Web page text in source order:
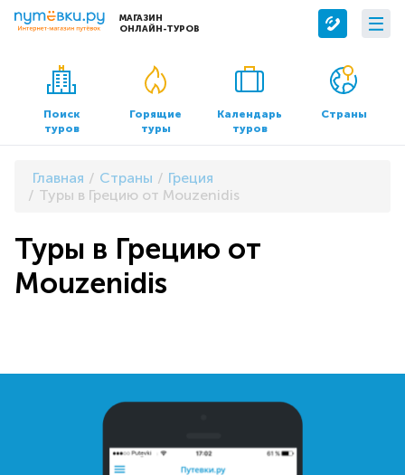
МАГАЗИН
ОНЛАЙН-ТУРОВ
Сервисы
Бронирование отелей
Трансфер
О компании
О нас
Контакты
Документы и реквизиты
Поиск
туров
Горящие
туры
Календарь
туров
Страны
Главная Страны
Греция
Туры в Грецию от Mouzenidis
Туры в Грецию от
Mouzenidis